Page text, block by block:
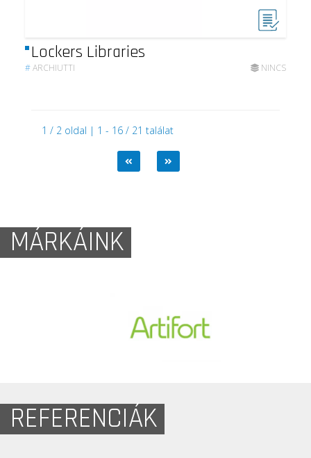
Lockers Libraries
#ARCHIUTTI NINCS
1 / 2 oldal | 1 - 16 / 21 találat
MÁRKÁINK
REFERENCIÁK